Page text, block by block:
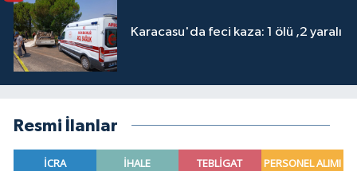
Karacasu'da feci kaza: 1 ölü ,2 yaralı
Resmi İlanlar